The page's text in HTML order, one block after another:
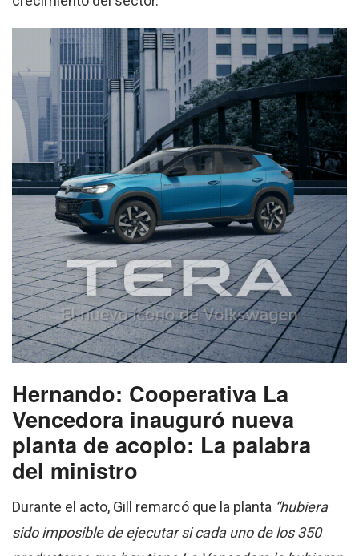
Hernando: Cooperativa La
Vencedora inauguró nueva
planta de acopio: La palabra
del ministro
Durante el acto, Gill remarcó que la planta “hubiera
sido imposible de ejecutar si cada uno de los 350